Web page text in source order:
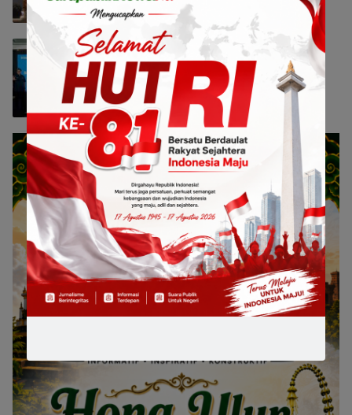
Bisnis 7 Agustus 2026 13:17
SIG Hidupkan Kembali Semen Kujang,
Bidik Penguatan Pasar Jawa Barat
Bisnis 7 Agustus 2026 13:15